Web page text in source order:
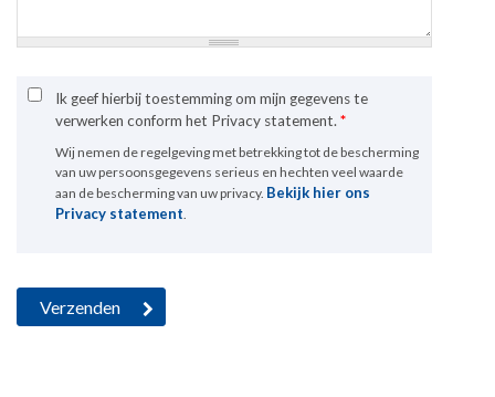
Ik geef hierbij toestemming om mijn gegevens te
verwerken conform het Privacy statement. *
Wij nemen de regelgeving met betrekking tot de bescherming
van uw persoonsgegevens serieus en hechten veel waarde
aan de bescherming van uw privacy. Bekijk hier ons
Privacy statement